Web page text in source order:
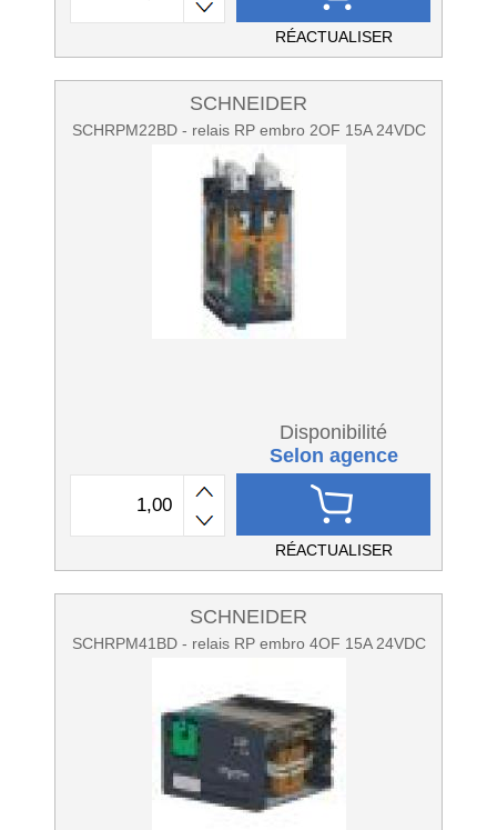
RÉACTUALISER
SCHNEIDER
SCHRPM22BD - relais RP embro 2OF 15A 24VDC
Disponibilité
Selon agence
RÉACTUALISER
SCHNEIDER
SCHRPM41BD - relais RP embro 4OF 15A 24VDC